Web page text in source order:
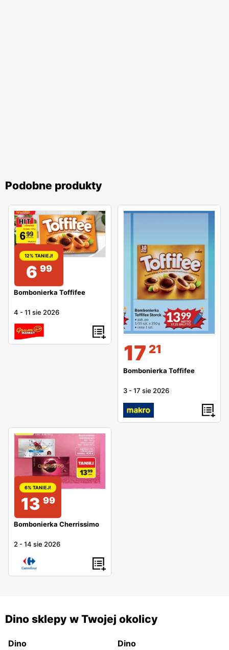
Podobne produkty
12% TANIEJ!
6 99
Bombonierka Toffifee
4 -11 sie 2026
17 21
Bombonierka Toffifee
3 -17 sie 2026
6% TANIEJ!
13 99
Bombonierka Cherrissimo
2 -14 sie 2026
Dino sklepy w Twojej okolicy
Dino Dino